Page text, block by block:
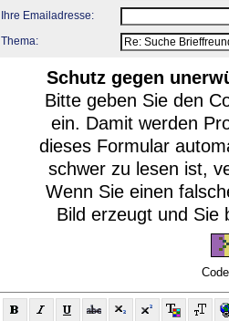
Ihre Emailadresse:
Thema:
Schutz gegen
Bitte geben Sie den
ein. Damit werden
dieses Formular
schwer zu lesen ist,
Wenn Sie einen
Bild erzeugt und Sie